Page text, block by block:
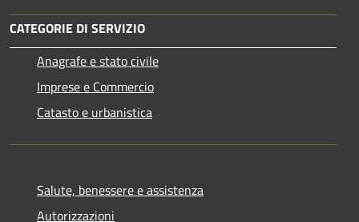
CATEGORIE DI SERVIZIO
Anagrafe e stato civile
Imprese e Commercio
Catasto e urbanistica
Salute, benessere e assistenza
Autorizzazioni